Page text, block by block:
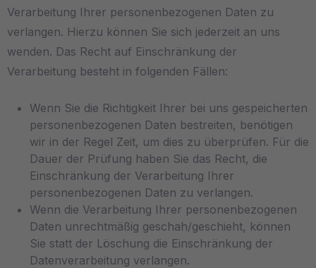
Verarbeitung Ihrer personenbezogenen Daten zu
verlangen. Hierzu können Sie sich jederzeit an uns
wenden. Das Recht auf Einschränkung der
Verarbeitung besteht in folgenden Fällen:
Wenn Sie die Richtigkeit Ihrer bei uns gespeicherten
personenbezogenen Daten bestreiten, benötigen
wir in der Regel Zeit, um dies zu überprüfen. Für die
Dauer der Prüfung haben Sie das Recht, die
Einschränkung der Verarbeitung Ihrer
personenbezogenen Daten zu verlangen.
Wenn die Verarbeitung Ihrer personenbezogenen
Daten unrechtmäßig geschah/geschieht, können
Sie statt der Löschung die Einschränkung der
Datenverarbeitung verlangen.